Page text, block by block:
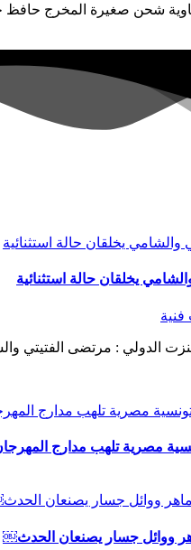
شحن صغيرة المخرج حافظ
يخلقان حالة استثنائية
فنية
الدولي : مرتضى الفتيتي
مصرية تلهب مدارج
ووائل جسار يصنعان الحدث￼